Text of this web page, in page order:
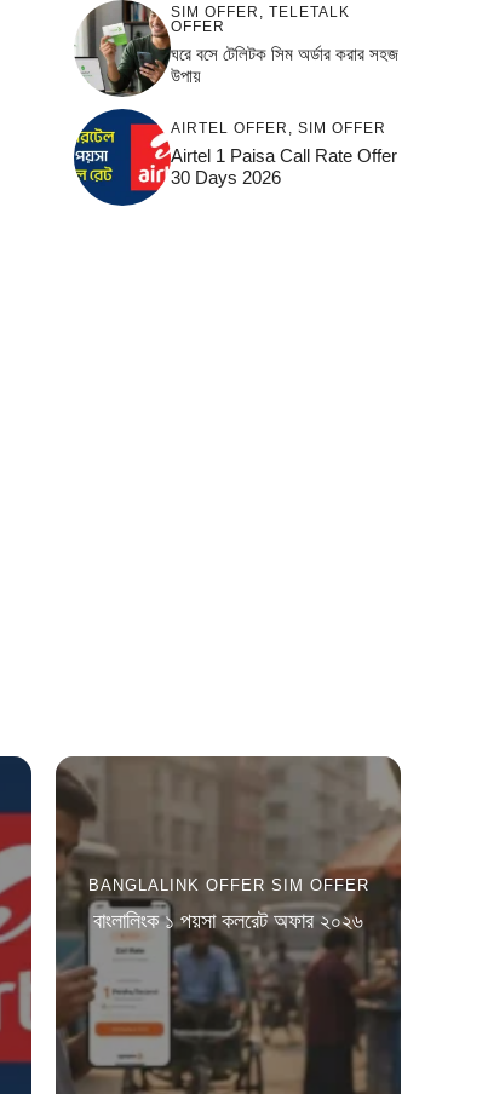
SIM OFFER
TELETALK
OFFER
ঘরে বসে টেলিটক সিম অর্ডার করার সহজ
উপায়
AIRTEL OFFER SIM OFFER
Airtel 1 Paisa Call Rate Offer
30 Days 2026
BANGLALINK OFFER SIM OFFER
বাংলালিংক ১ পয়সা কলরেট অফার ২০২৬